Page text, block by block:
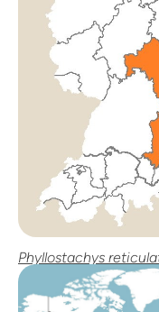
Phyllostachys